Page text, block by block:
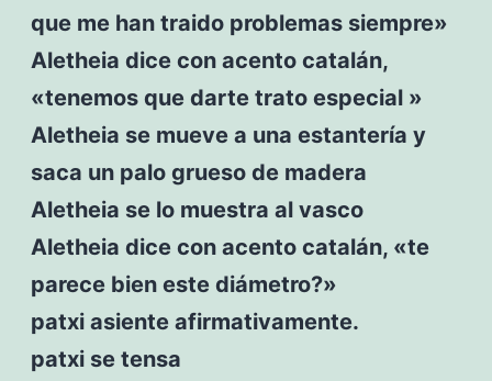
que me han traido problemas siempre»
Aletheia dice con acento catalán,
«tenemos que darte trato especial »
Aletheia se mueve a una estantería y
saca un palo grueso de madera
Aletheia se lo muestra al vasco
Aletheia dice con acento catalán, «te
parece bien este diámetro?»
patxi asiente afirmativamente.
patxi se tensa